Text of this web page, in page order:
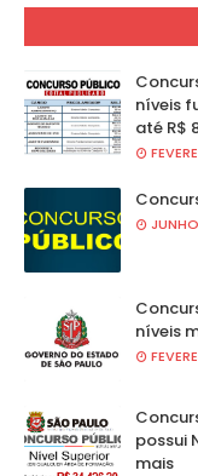
níveis
até R$
níveis
possui
mais